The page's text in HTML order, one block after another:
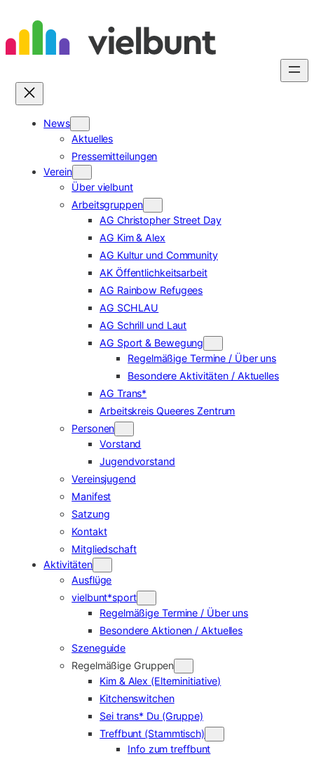
Inhalt
springen
News
Aktuelles
Pressemitteilungen
Verein
Über vielbunt
Arbeitsgruppen
AG Christopher Street Day
AG Kim & Alex
AG Kultur und Community
AK Öffentlichkeitsarbeit
AG Rainbow Refugees
AG SCHLAU
AG Schrill und Laut
AG Sport & Bewegung
Regelmäßige Termine / Über uns
Besondere Aktivitäten / Aktuelles
AG Trans*
Arbeitskreis Queeres Zentrum
Personen
Vorstand
Jugendvorstand
Vereinsjugend
Manifest
Satzung
Kontakt
Mitgliedschaft
Aktivitäten
Ausflüge
vielbunt*sport
Regelmäßige Termine / Über uns
Besondere Aktionen / Aktuelles
Szeneguide
Regelmäßige Gruppen
Kim & Alex (Elterninitiative)
Kitchenswitchen
Sei trans* Du (Gruppe)
Treffbunt (Stammtisch)
Info zum treffbunt